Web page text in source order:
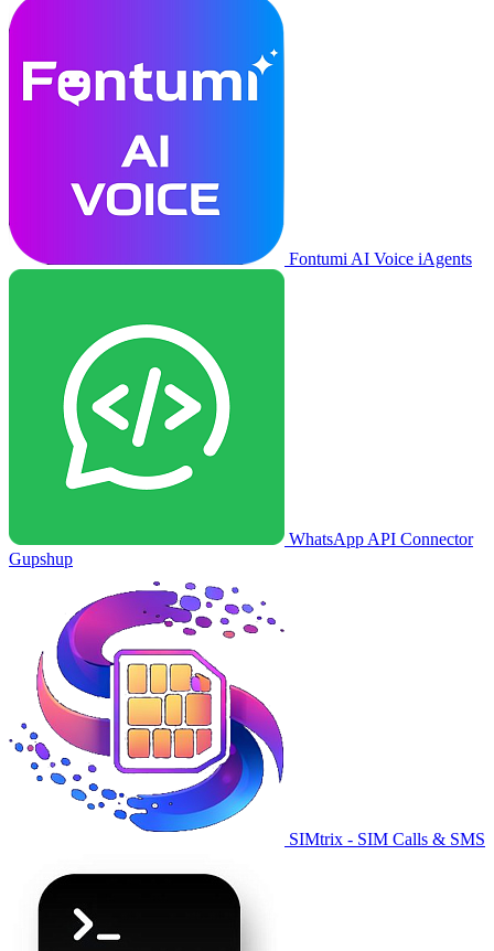
Fontumi AI Voice iAgents
WhatsApp API Connector
Gupshup
SIMtrix - SIM Calls & SMS